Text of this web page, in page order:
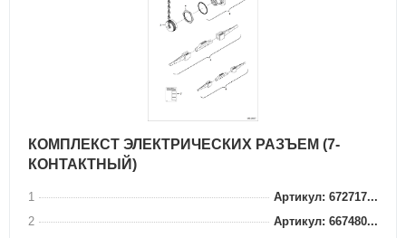
КОМПЛЕКСТ ЭЛЕКТРИЧЕСКИХ РАЗЪЕМ (7-
КОНТАКТНЫЙ)
1
Артикул: 672717...
2
Артикул: 667480...